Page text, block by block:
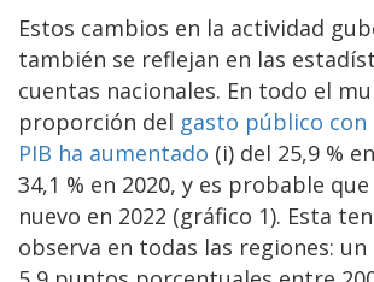
Estos cambios en la actividad
también se reflejan en las
cuentas nacionales. En todo el
proporción del gasto público con
PIB ha aumentado (i) del 25,9 %
34,1 % en 2020, y es probable
nuevo en 2022 (gráfico 1). Esta
observa en todas las regiones: